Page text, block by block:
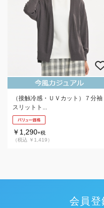
（接触冷感・ＵＶカット）７分袖
スリットト...
￥1,290+税
（税込 ￥1,419）
会員登